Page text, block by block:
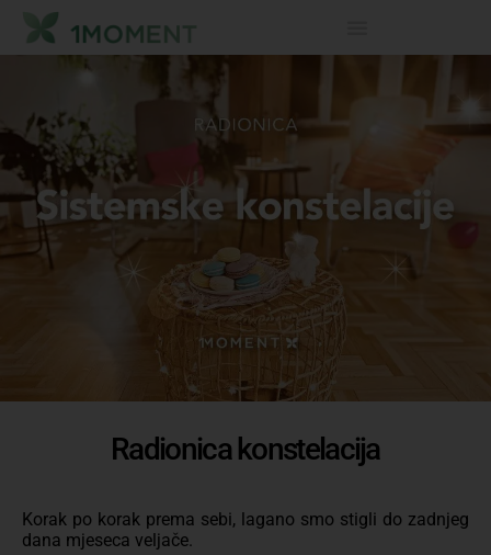
Radionica konstelacija
Korak po korak prema sebi, lagano smo stigli do zadnjeg
dana mjeseca veljače.